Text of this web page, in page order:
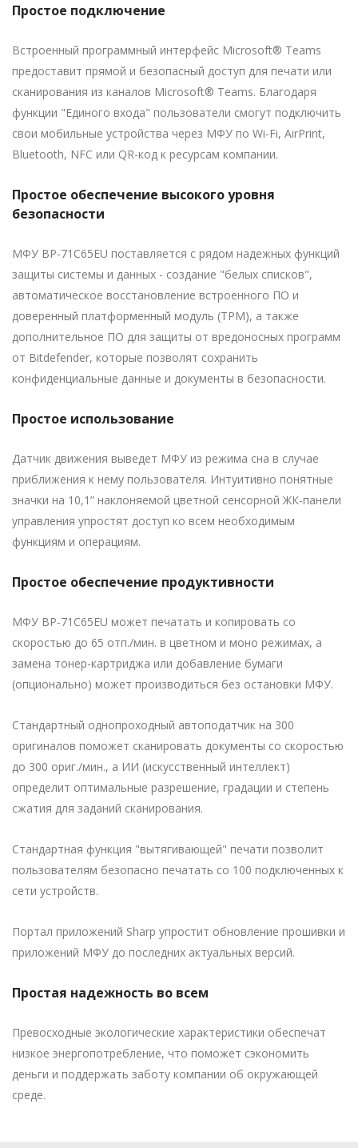
Простое подключение
Встроенный программный интерфейс Microsoft® Teams
предоставит прямой и безопасный доступ для печати или
сканирования из каналов Microsoft® Teams. Благодаря
функции "Единого входа" пользователи смогут подключить
свои мобильные устройства через МФУ по Wi-Fi, AirPrint,
Bluetooth, NFC или QR-код к ресурсам компании.
Простое обеспечение высокого уровня
безопасности
МФУ BP-71C65EU поставляется с рядом надежных функций
защиты системы и данных - создание "белых списков",
автоматическое восстановление встроенного ПО и
доверенный платформенный модуль (TPM), а также
дополнительное ПО для защиты от вредоносных программ
от Bitdefender, которые позволят сохранить
конфиденциальные данные и документы в безопасности.
Простое использование
Датчик движения выведет МФУ из режима сна в случае
приближения к нему пользователя. Интуитивно понятные
значки на 10,1” наклоняемой цветной сенсорной ЖК-панели
управления упростят доступ ко всем необходимым
функциям и операциям.
Простое обеспечение продуктивности
МФУ BP-71C65EU может печатать и копировать со
скоростью до 65 отп./мин. в цветном и моно режимах, а
замена тонер-картриджа или добавление бумаги
(опционально) может производиться без остановки МФУ.
Стандартный однопроходный автоподатчик на 300
оригиналов поможет сканировать документы со скоростью
до 300 ориг./мин., а ИИ (искусственный интеллект)
определит оптимальные разрешение, градации и степень
сжатия для заданий сканирования.
Стандартная функция "вытягивающей" печати позволит
пользователям безопасно печатать со 100 подключенных к
сети устройств.
Портал приложений Sharp упростит обновление прошивки и
приложений МФУ до последних актуальных версий.
Простая надежность во всем
Превосходные экологические характеристики обеспечат
низкое энергопотребление, что поможет сэкономить
деньги и поддержать заботу компании об окружающей
среде.